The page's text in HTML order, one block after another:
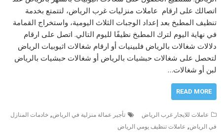
اتصالك على ارقام عاملات منزليات غرب الرياض، لتتمتع بخدمة
تنظيف المطبخ بعد إعداد الوجبات الثلاث اليومية، واستخراج القمامة
في نهاية اليوم لترك المطبخ نظيفًا لليوم التالي. اتصل على ارقام
دلالات شغالات بالرياض فلبينيات أو ارقام شغالات اثيوبيات الرياض
لتحصل على شغالات حبشيات بالرياض أو شغالات حبشيات بالرياض
لبن أو شغالات…
READ MORE
عاملات للايجار غرب الرياض تأجير عمالة منزلية في الرياض,خادمات المنازل
في الرياض, عاملات تنظيف يومي الرياض